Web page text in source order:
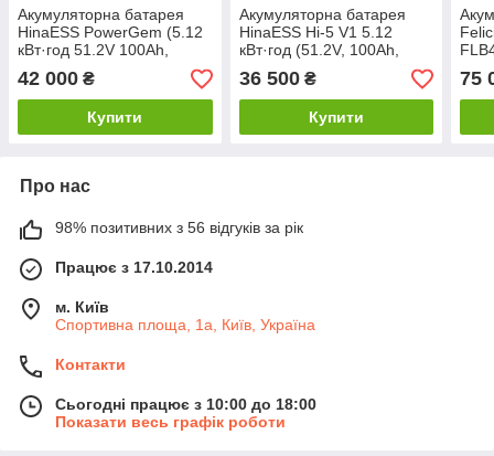
Акумуляторна батарея
HinaESS PowerGem (5.12
кВт·год 51.2V 100Ah,
LiFePO₄, Smart BMS,
100A)
42 000 ₴
Купити
Акумуляторна батарея
HinaESS Hi-5 V1 5.12
кВт·год (51.2V, 100Ah,
LiFePO₄, Smart BMS,
100A)
36 500₴
Купити
75
Про нас
98% позитивних з 56 відгуків за рік
Працює з 17.10.2014
м. Київ
Спортивна площа, 1а, Київ, Україна
Контакти
Сьогодні працює з 10:00 до 18:00
Показати весь графік роботи